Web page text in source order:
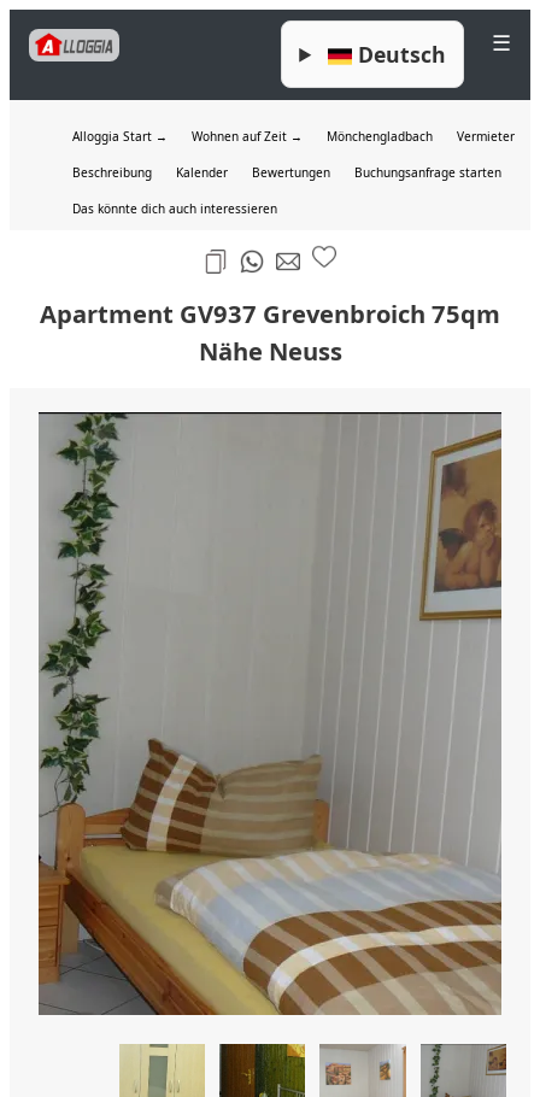
☰
Deutsch
Alloggia Start → Wohnen auf Zeit → Mönchengladbach Vermieter
Beschreibung Kalender Bewertungen Buchungsanfrage starten
Das könnte dich auch interessieren
Apartment GV937 Grevenbroich 75qm
Nähe Neuss